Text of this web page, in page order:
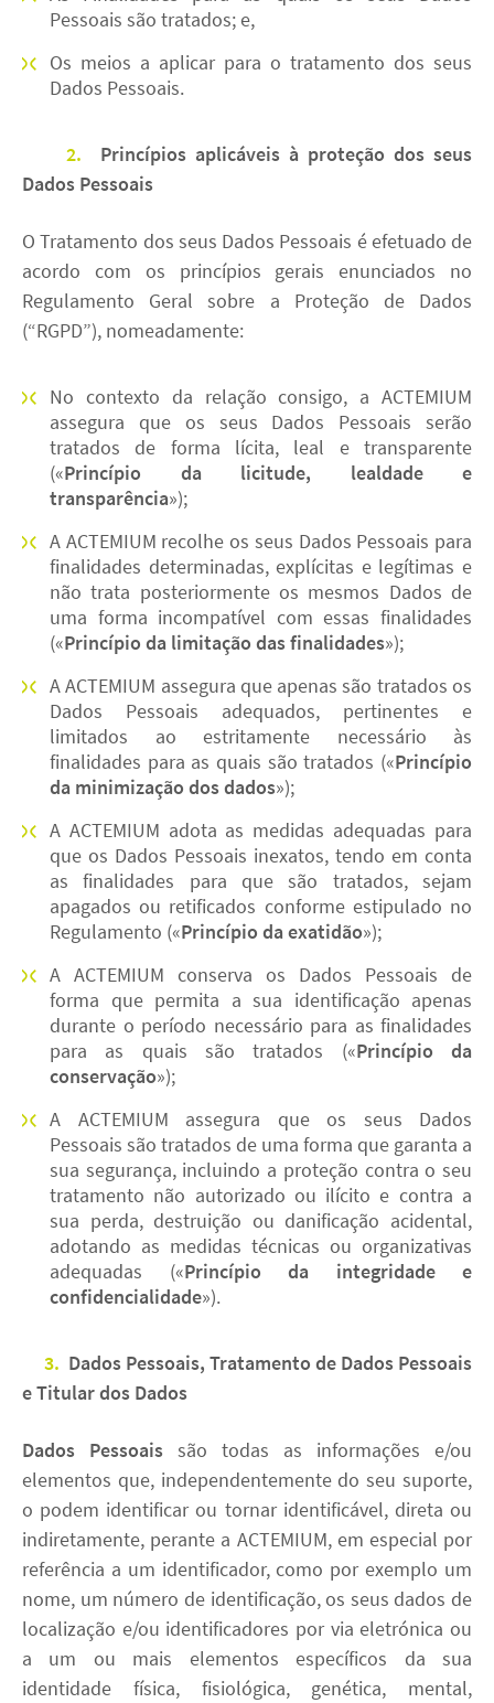
Pessoais são tratados; e,
Os meios a aplicar para o tratamento dos seus
Dados Pessoais.
2.
Princípios aplicáveis à proteção dos seus
Dados Pessoais
O Tratamento dos seus Dados Pessoais é efetuado de
acordo com os princípios gerais enunciados no
Regulamento Geral sobre a Proteção de Dados
(“RGPD”), nomeadamente:
No contexto da relação consigo, a ACTEMIUM
assegura que os seus Dados Pessoais serão
tratados de forma lícita, leal e transparente
(«Princípio da licitude, lealdade e
transparência»);
A ACTEMIUM recolhe os seus Dados Pessoais para
finalidades determinadas, explícitas e legítimas e
não trata posteriormente os mesmos Dados de
uma forma incompatível com essas finalidades
(«Princípio da limitação das finalidades»);
A ACTEMIUM assegura que apenas são tratados os
Dados Pessoais adequados, pertinentes e
limitados ao estritamente necessário às
finalidades para as quais são tratados («Princípio
da minimização dos dados»);
A ACTEMIUM adota as medidas adequadas para
que os Dados Pessoais inexatos, tendo em conta
as finalidades para que são tratados, sejam
apagados ou retificados conforme estipulado no
Regulamento («Princípio da exatidão»);
A ACTEMIUM conserva os Dados Pessoais de
forma que permita a sua identificação apenas
durante o período necessário para as finalidades
para as quais são tratados («Princípio da
conservação»);
A ACTEMIUM assegura que os seus Dados
Pessoais são tratados de uma forma que garanta a
sua segurança, incluindo a proteção contra o seu
tratamento não autorizado ou ilícito e contra a
sua perda, destruição ou danificação acidental,
adotando as medidas técnicas ou organizativas
adequadas («Princípio da integridade e
confidencialidade»).
3. Dados Pessoais, Tratamento de Dados Pessoais
e Titular dos Dados
Dados Pessoais são todas as informações e/ou
elementos que, independentemente do seu suporte,
o podem identificar ou tornar identificável, direta ou
indiretamente, perante a ACTEMIUM, em especial por
referência a um identificador, como por exemplo um
nome, um número de identificação, os seus dados de
localização e/ou identificadores por via eletrónica ou
a um ou mais elementos específicos da sua
identidade física, fisiológica, genética, mental,